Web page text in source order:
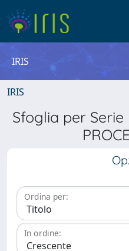
IRIS
IRIS
Sfoglia per Serie
Ordina per:
In ordine: